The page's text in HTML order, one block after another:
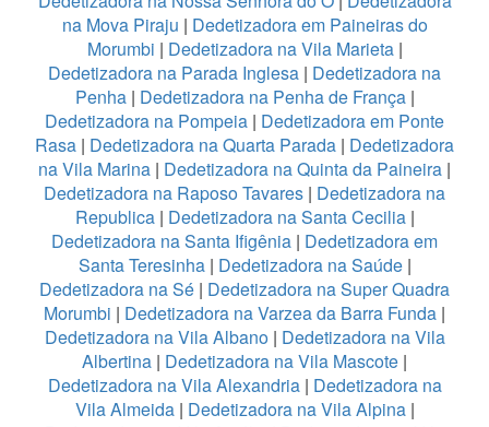
na Mova Piraju | Dedetizadora em Paineiras do
Morumbi | Dedetizadora na Vila Marieta|
Dedetizadora na Parada Inglesa | Dedetizadora na
Penha| Dedetizadora na Penha de França |
Dedetizadora na Pompeia | Dedetizadora em Ponte
Rasa | Dedetizadora na Quarta Parada | Dedetizadora
na Vila Marina | Dedetizadora na Quinta da Paineira |
Dedetizadora na Raposo Tavares | Dedetizadora na
Republica| Dedetizadora na Santa Cecilia|
Dedetizadora na Santa Ifigênia | Dedetizadora em
Santa Teresinha| Dedetizadora na Saúde|
Dedetizadora na Sé | Dedetizadora na Super Quadra
Morumbi | Dedetizadora na Varzea da Barra Funda |
Dedetizadora na Vila Albano| Dedetizadora na Vila
Albertina | Dedetizadora na Vila Mascote |
Dedetizadora na Vila Alexandria| Dedetizadora na
Vila Almeida | Dedetizadora na Vila Alpina |